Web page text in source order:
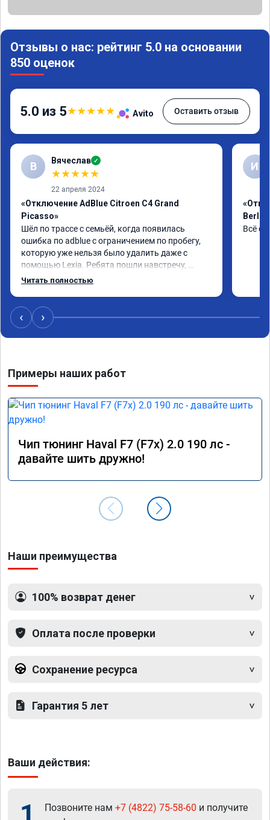
Отзывы о нас: рейтинг 5.0 на основании
850 оценок
5.0 из 5★★★★★ Avito Оставить отзыв
В Вячеслав ✓
★★★★★
22 апреля 2024
«Отключение AdBlue Citroen C4 Grand
Picasso»
Шёл по трассе с семьёй, когда появилась
ошибка по adblue с ограничением по пробегу,
которую уже нельзя было удалить даже с
помощью Lexia. Ребята пошли навстречу,
оперативно приняли и за час отшили как
Читать полностью
И
Всё
‹ ›
Примеры наших работ
Чип тюнинг Haval F7 (F7x) 2.0 190 лс -
давайте шить дружно!
Наши преимущества
100% возврат денег
Оплата после проверки
Сохранение ресурса
Гарантия 5 лет
Ваши действия:
Позвоните нам +7 (4822) 75-58-60 и получите